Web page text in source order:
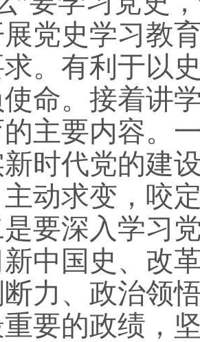
党史学习教
。有利于以
命。接着讲
主要内容。
时代党的建
动求变，咬
要深入学习
新中国史、改
力、政治领
要的政绩，